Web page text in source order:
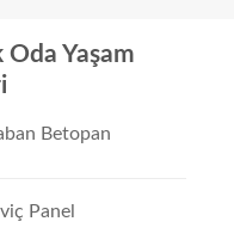
Yaşam
Betopan
Panel